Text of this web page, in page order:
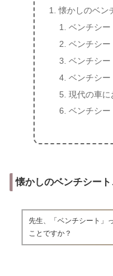
懐かしのベン
ベンチシー
ベンチシー
ベンチシー
ベンチシー
現代の車に
ベンチシー
懐かしのベンチシー
先生、「ベンチシート」
ことですか？